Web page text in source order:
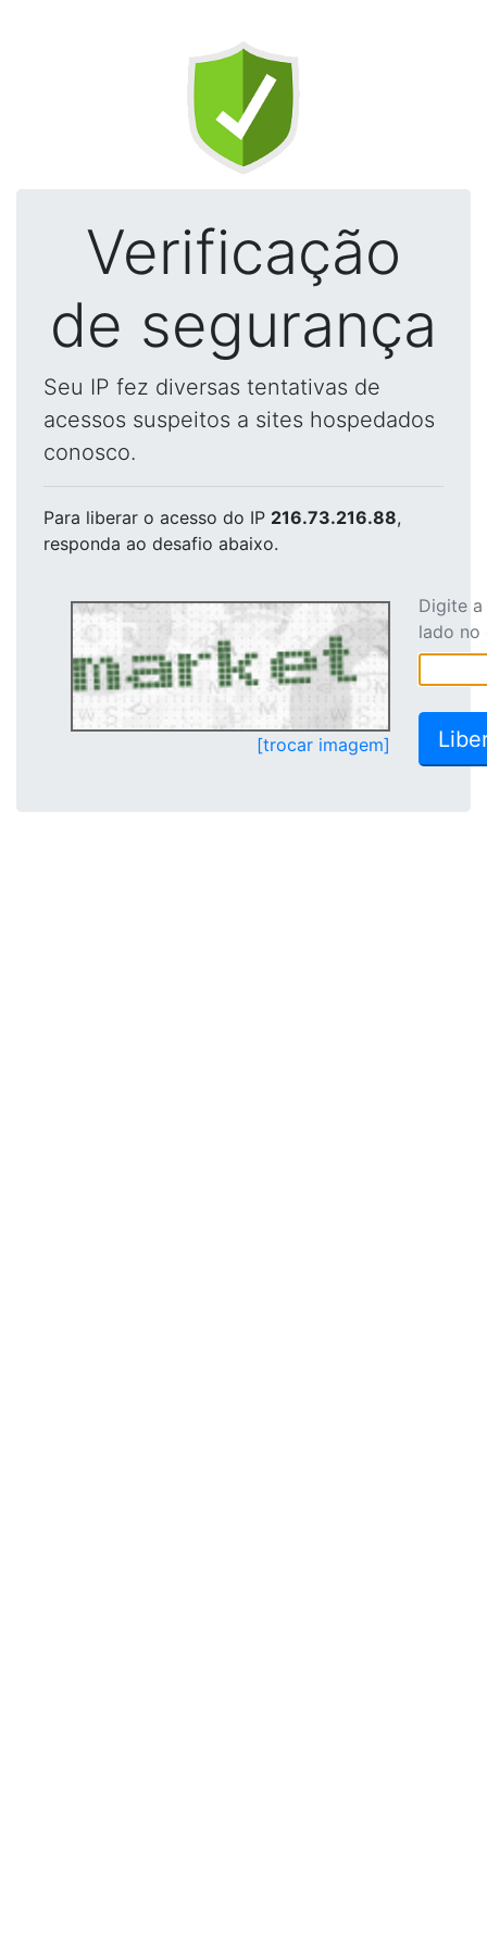
Verificação
de segurança
Seu IP fez diversas tentativas de
acessos suspeitos a sites hospedados
conosco.
Para liberar o acesso do IP 216.73.216.88,
responda ao desafio abaixo.
[trocar imagem]
Digite
lado no